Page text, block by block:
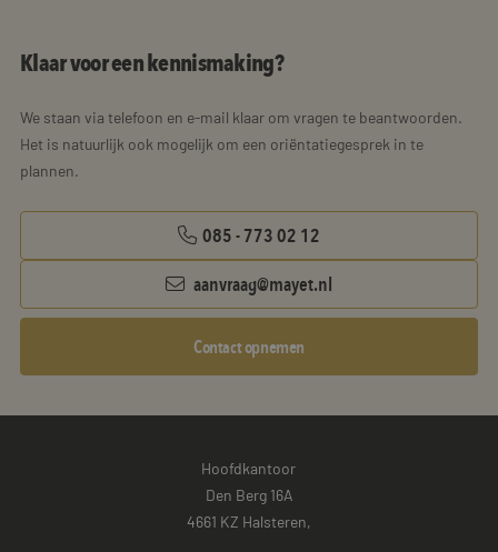
Klaar voor een kennismaking?
We staan via telefoon en e-mail klaar om vragen te beantwoorden.
Het is natuurlijk ook mogelijk om een oriëntatiegesprek in te
plannen.
085 - 773 02 12
aanvraag@mayet.nl
Contact opnemen
Hoofdkantoor
Den Berg 16A
4661 KZ Halsteren,